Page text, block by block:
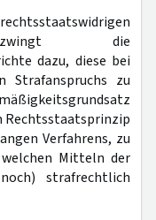
zwingt die
dazu, diese bei
Strafanspruchs zu
Verfahrens, zu
Mitteln der
strafrechtlich